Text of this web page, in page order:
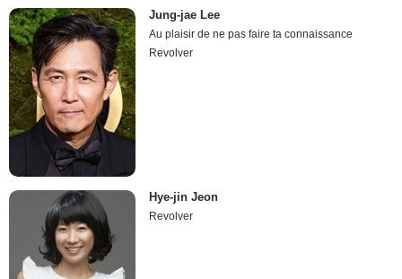
Jung-jae Lee
Au plaisir de ne pas faire ta connaissance
Revolver
Hye-jin Jeon
Revolver